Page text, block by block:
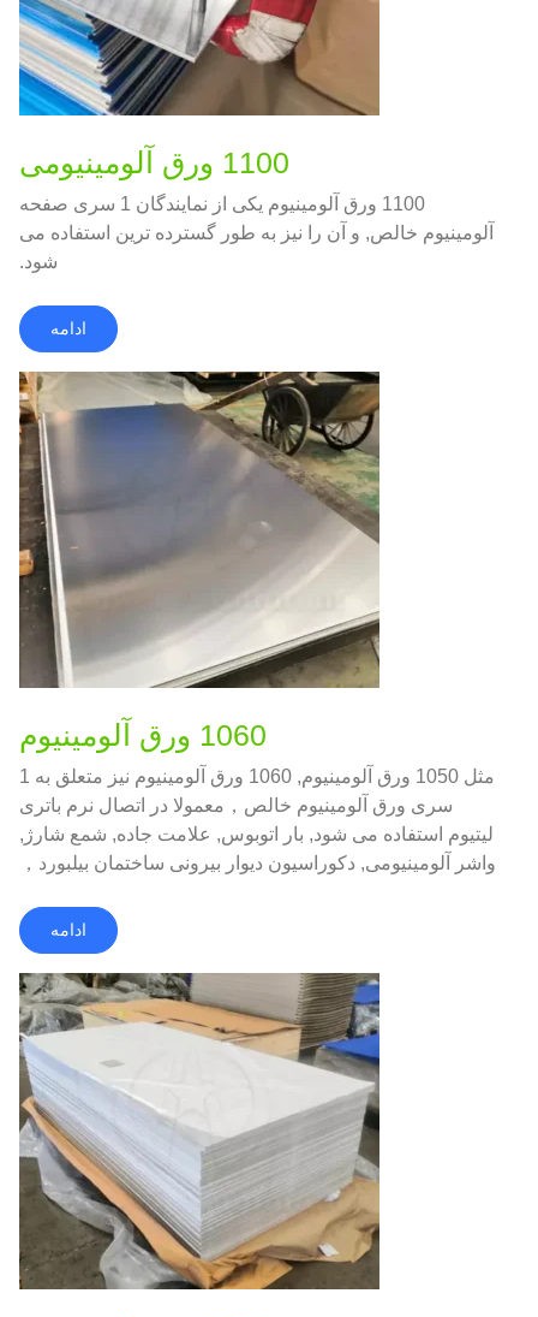
1100 ورق آلومینیومی
1100 ورق آلومینیوم یکی از نمایندگان 1 سری صفحه
آلومینیوم خالص, و آن را نیز به طور گسترده ترین استفاده می
شود.
ادامه
1060 ورق آلومینیوم
مثل 1050 ورق آلومینیوم, 1060 ورق آلومینیوم نیز متعلق به 1
سری ورق آلومینیوم خالص，معمولا در اتصال نرم باتری
لیتیوم استفاده می شود, بار اتوبوس, علامت جاده, شمع شارژ,
واشر آلومینیومی, دکوراسیون دیوار بیرونی ساختمان بیلبورد，
ادامه